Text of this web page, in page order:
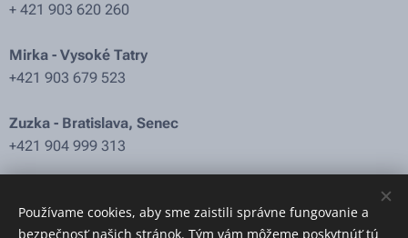
+ 421 903 620 260
Mirka - Vysoké Tatry
+421 903 679 523
Zuzka - Bratislava, Senec
+421 904 999 313
Používame cookies, aby sme zaistili správne fungovanie a
bezpečnosť našich stránok. Tým vám môžeme poskytnúť tú